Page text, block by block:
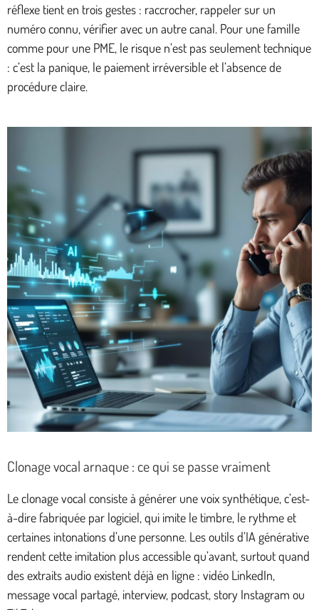
réflexe tient en trois gestes : raccrocher, rappeler sur un
numéro connu, vérifier avec un autre canal. Pour une famille
comme pour une PME, le risque n’est pas seulement technique
: c’est la panique, le paiement irréversible et l’absence de
procédure claire.
Clonage vocal arnaque : ce qui se passe vraiment
Le clonage vocal consiste à générer une voix synthétique, c’est-
à-dire fabriquée par logiciel, qui imite le timbre, le rythme et
certaines intonations d’une personne. Les outils d’IA générative
rendent cette imitation plus accessible qu’avant, surtout quand
des extraits audio existent déjà en ligne : vidéo LinkedIn,
message vocal partagé, interview, podcast, story Instagram ou